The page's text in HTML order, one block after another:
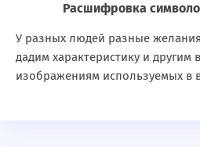
Расшифровка
У разных людей разные
дадим характеристику и
изображениям используемых в